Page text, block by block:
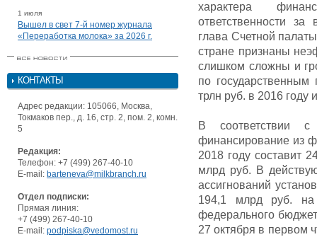
1 июля
Вышел в свет 7-й номер журнала
«Переработка молока» за 2026 г.
КОНТАКТЫ
Адрес редакции: 105066, Москва,
Токмаков пер., д. 16, стр. 2, пом. 2, комн.
5
Редакция:
Телефон: +7 (499) 267-40-10
E-mail: barteneva@milkbranch.ru
Отдел подписки:
Прямая линия:
+7 (499) 267-40-10
E-mail: podpiska@vedomost.ru
характера
ответственности
глава Счетной
стране признаны
слишком сложны и
по
трлн руб. в 2016 году
В соответствии
финансирование из
2018 году составит
млрд руб. В
ассигнований
194,1 млрд руб.
федерального
27 октября в первом